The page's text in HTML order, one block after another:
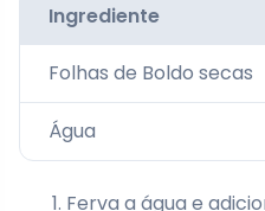
Ingrediente
Folhas de Boldo secas
Água
Ferva a água e